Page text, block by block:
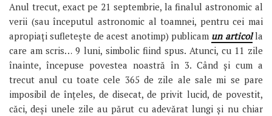
Anul trecut, exact pe 21 septembrie, la finalul astronomic al
verii (sau începutul astronomic al toamnei, pentru cei mai
apropiați sufletește de acest anotimp) publicam un articolla
care am scris… 9 luni, simbolic fiind spus. Atunci, cu 11 zile
înainte, începuse povestea noastră în 3. Când și cum a
trecut anul cu toate cele 365 de zile ale sale mi se pare
imposibil de înțeles, de disecat, de privit lucid, de povestit,
căci, deși unele zile au părut cu adevărat lungi și nu chiar